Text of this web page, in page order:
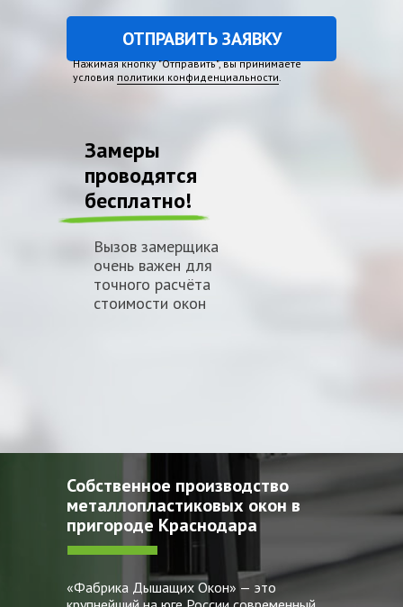
ОТПРАВИТЬ ЗАЯВКУ
Нажимая кнопку "Отправить", вы принимаете
условия политики конфиденциальности.
Замеры
проводятся
бесплатно!
Вызов замерщика
очень важен для
точного расчёта
стоимости окон
Собственное производство
металлопластиковых окон в
пригороде Краснодара
«Фабрика Дышащих Окон» — это